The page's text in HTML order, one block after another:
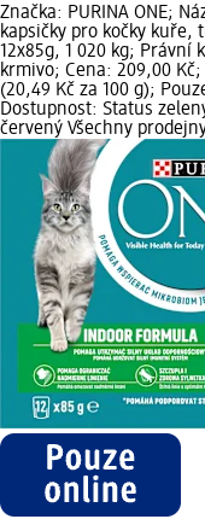
Značka: PURINA ONE;
kapsičky pro kočky kuře,
12x85g, 1 020 kg; Právní
krmivo; Cena: 209,00
(20,49 Kč za 100 g);
Dostupnost: Status
červený Všechny